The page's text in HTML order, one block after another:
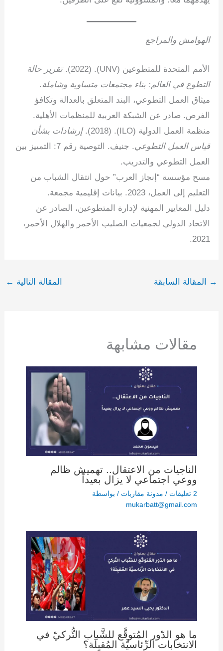
الهوامش والمراجع
الأمم المتحدة للمتطوعين (UNV). (2022).
تقرير حالة
التطوع في العالم: بناء مجتمعات متساوية وشاملة .
ميثاق العمل التطوعي، البند المتعلق بالعدالة وتكافؤ
الفرص. صادر عن الشبكة العربية للمنظمات الأهلية.
منظمة العمل الدولية (ILO). (2018).
إرشادات بشأن
قياس العمل التطوعي
. جنيف. التوصية رقم 7: التمييز بين
العمل التطوعي والتدريب.
مسح مؤسسة “إنجاز العرب” حول انتقال الشباب من
التعليم إلى العمل، 2023. بيانات إقليمية مجمعة.
دليل المعايير المهنية لإدارة المتطوعين، الصادر عن
الاتحاد الدولي لجمعيات الصليب الأحمر والهلال الأحمر،
2021.
→ المقالة السابقة المقالة التالية ←
مقالات مشابهة
الناجيات من الاعتقال.. تهميش ظالم
ووعي اجتماعي لا يزال بعيداً
2 تعليقات / مدونة مقاربات / بواسطة
mukarbatt@gmail.com
ما هو الدّور المُتوقَّع للشَّباب التُّركيّ في
الانتخابات الرِّئاسيَّة المُقبِلَة؟